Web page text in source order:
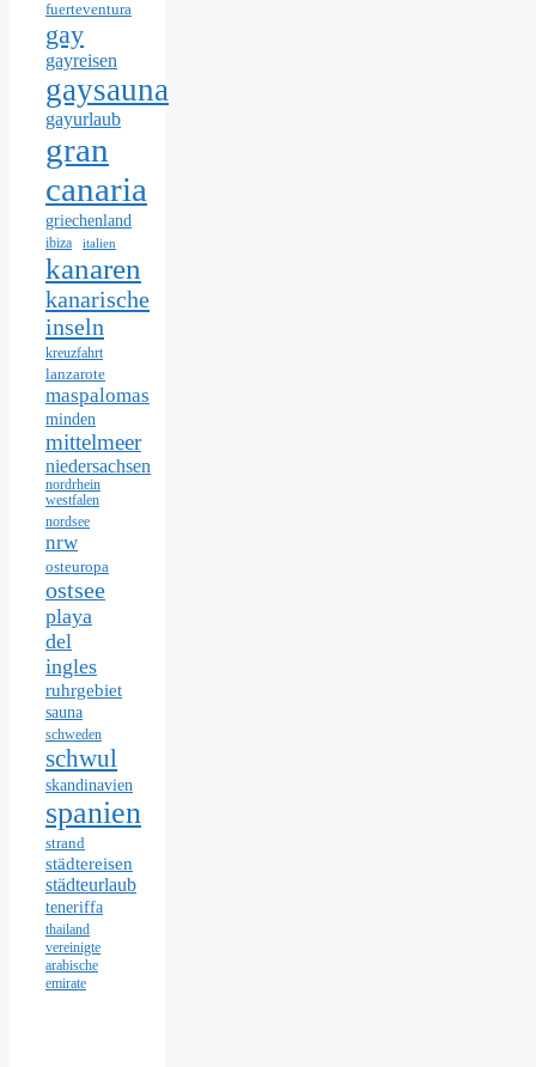
fuerteventura
gay
gayreisen
gaysauna
gayurlaub
gran
canaria
griechenland
ibiza italien
kanaren
kanarische
inseln
kreuzfahrt
lanzarote
maspalomas
minden
mittelmeer
niedersachsen
nordrhein
westfalen
nordsee
nrw
osteuropa
ostsee
playa
del
ingles
ruhrgebiet
sauna
schweden
schwul
skandinavien
spanien
strand
städtereisen
städteurlaub
teneriffa
thailand
vereinigte
arabische
emirate